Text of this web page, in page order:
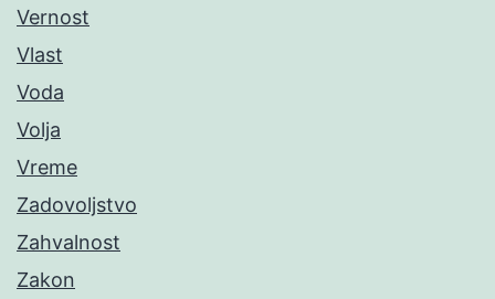
Vernost
Vlast
Voda
Volja
Vreme
Zadovoljstvo
Zahvalnost
Zakon